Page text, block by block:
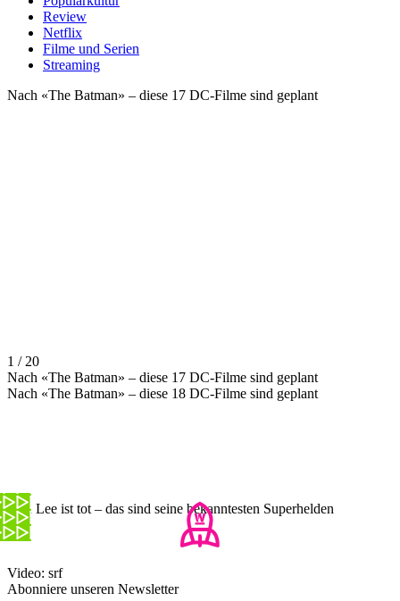
Review
Netflix
Filme und Serien
Streaming
Nach «The Batman» – diese 17 DC-Filme sind geplant
1 / 20
Nach «The Batman» – diese 17 DC-Filme sind geplant
Nach «The Batman» – diese 18 DC-Filme sind geplant
Stan Lee ist tot – das sind seine bekanntesten Superhelden
Video: srf
Abonniere unseren Newsletter